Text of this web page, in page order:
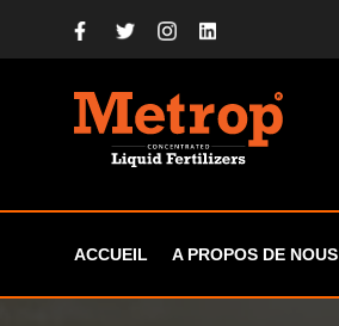
ACCUEIL A PROPOS DE NOUS